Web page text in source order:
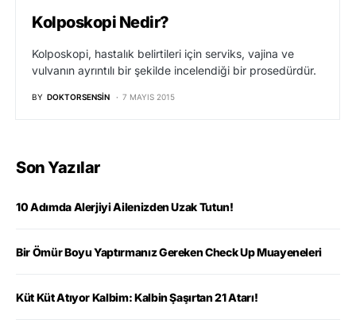
Kolposkopi Nedir?
Kolposkopi, hastalık belirtileri için serviks, vajina ve
vulvanın ayrıntılı bir şekilde incelendiği bir prosedürdür.
BY DOKTORSENSIN 7 MAYIS 2015
Son Yazılar
10 Adımda Alerjiyi Ailenizden Uzak Tutun!
Bir Ömür Boyu Yaptırmanız Gereken Check Up Muayeneleri
Küt Küt Atıyor Kalbim: Kalbin Şaşırtan 21 Atarı!